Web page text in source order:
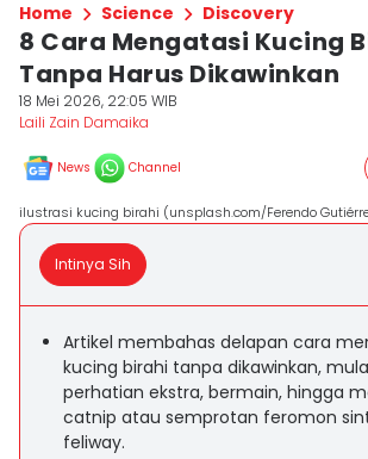
Home Science Discovery
8 Cara Mengatasi Kucing
Tanpa Harus Dikawinkan
18 Mei 2026, 22:05 WIB
Laili Zain Damaika
News Channel
ilustrasi kucing birahi (unsplash.com/Ferendo
Intinya Sih
Artikel membahas delapan cara
kucing birahi tanpa dikawinkan,
perhatian ekstra, bermain, hingga
catnip atau semprotan feromon
feliway.